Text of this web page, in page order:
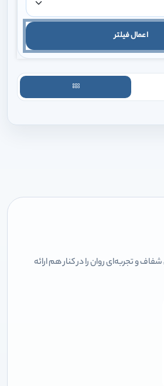
اعمال فیلتر
و تجربه‌ای روان را در کنار هم ارائه